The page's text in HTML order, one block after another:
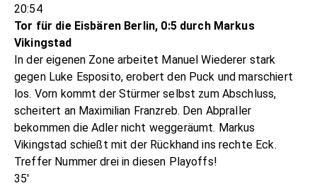
20:54
Tor für die Eisbären Berlin, 0:5 durch Markus
Vikingstad
In der eigenen Zone arbeitet Manuel Wiederer stark
gegen Luke Esposito, erobert den Puck und marschiert
los. Vorn kommt der Stürmer selbst zum Abschluss,
scheitert an Maximilian Franzreb. Den Abpraller
bekommen die Adler nicht weggeräumt. Markus
Vikingstad schießt mit der Rückhand ins rechte Eck.
Treffer Nummer drei in diesen Playoffs!
35'